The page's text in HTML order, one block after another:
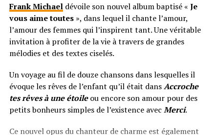
Frank Michaeldévoile son nouvel album baptisé « Je
vous aime toutes», dans lequel il chante l’amour,
l’amour des femmes qui l’inspirent tant. Une véritable
invitation à profiter de la vie à travers de grandes
mélodies et des textes ciselés.
Un voyage au fil de douze chansons dans lesquelles il
évoque les rêves de l’enfant qu’il était dansAccroche
tes rêves à une étoileou encore son amour pour des
petits bonheurs simples de l’existence avec Merci.
Ce nouvel opus du chanteur de charme est également